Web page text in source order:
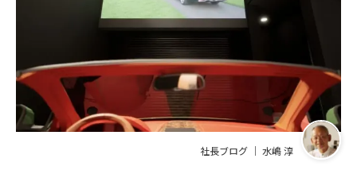
社長ブログ ｜ 水嶋 淳